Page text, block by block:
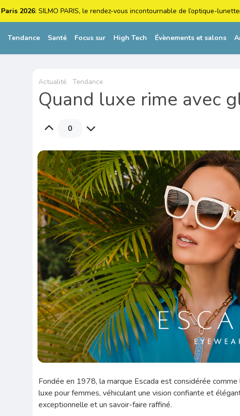
2026: SILMO PARIS, le rendez-vous incontournable de l’optique-
Tendance Santé Focus sur High Tech Évènements et salons
Actualité Tendance
Quand luxe rime avec
0
Fondée en 1978, la marque Escada est considérée
luxe pour femmes, véhiculant une vision confiante et
exceptionnelle et un savoir-faire raffiné.